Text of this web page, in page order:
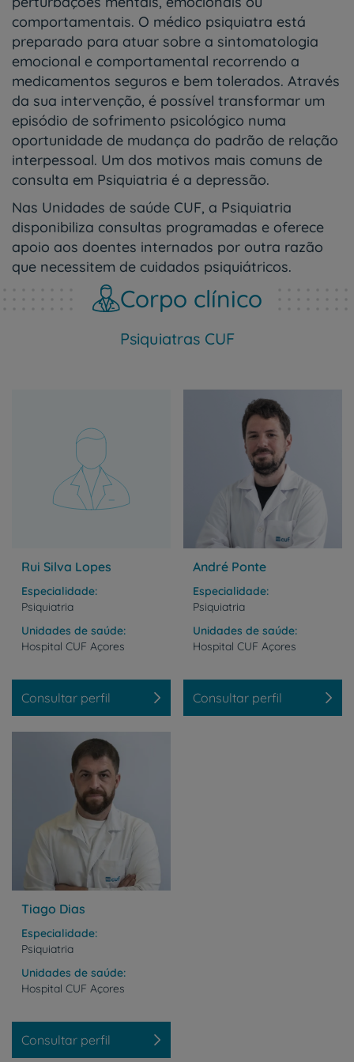
comportamentais. O médico psiquiatra está
preparado para atuar sobre a sintomatologia
emocional e comportamental recorrendo a
medicamentos seguros e bem tolerados. Através
da sua intervenção, é possível transformar um
episódio de sofrimento psicológico numa
oportunidade de mudança do padrão de relação
interpessoal. Um dos motivos mais comuns de
consulta em Psiquiatria é a depressão.
Nas Unidades de saúde CUF, a Psiquiatria
disponibiliza consultas programadas e oferece
apoio aos doentes internados por outra razão
que necessitem de cuidados psiquiátricos.
Corpo clínico
Psiquiatras CUF
Rui Silva Lopes
Especialidade
Psiquiatria
Unidades de saúde
Hospital CUF Açores
Consultar perfil
André Ponte
Especialidade
Psiquiatria
Unidades de saúde
Hospital CUF Açores
Consultar perfil
Tiago Dias
Especialidade
Psiquiatria
Unidades de saúde
Hospital CUF Açores
Consultar perfil